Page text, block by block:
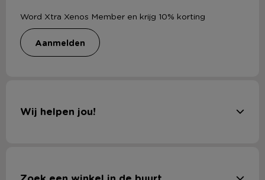
Word Xtra Xenos Member en krijg 10% korting
aanmelden
Wij helpen jou!